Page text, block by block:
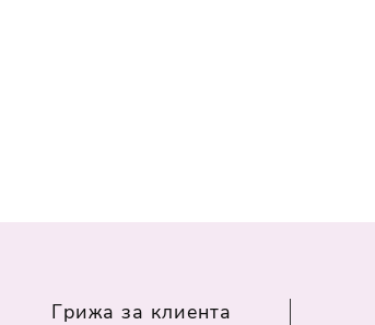
Грижа за клиента